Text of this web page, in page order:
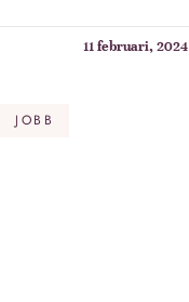
11 februari, 2024
JOBB